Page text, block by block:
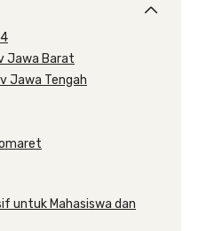
Jawa Barat
Jawa Tengah
untuk Mahasiswa dan